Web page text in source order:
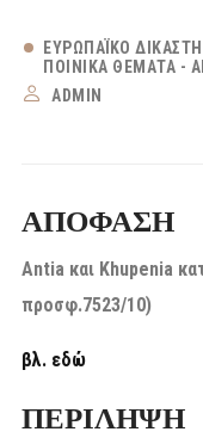
ΕΥΡΩΠΑΪΚΌ
ΠΟΙΝΙΚΆ ΘΈΜΑΤΑ -
ADMIN
ΑΠΟΦΑΣΗ
Antia και Khupenia
προσφ.7523/10)
βλ. εδώ
ΠΕΡΙΛΗΨΗ